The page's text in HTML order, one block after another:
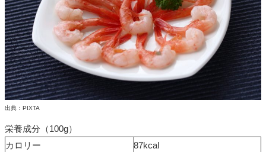
出典：PIXTA
栄養成分（100g）
カロリー
87kcal